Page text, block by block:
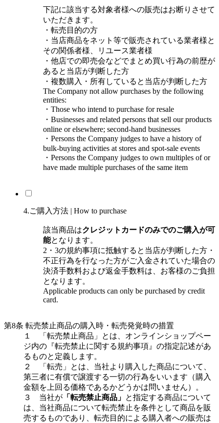
下記に該当する対象者様への販売はお断りさせて
いただきます。
・転売目的の方
・当店商品をネット等で販売されている業者様と
その関係者様、リユース業者様
・他店での即売会などでまとめ買い行為の前歴が
あると当店が判断した方
・複数購入・所有していると当店が判断した方
The Company not allow purchases by the following
entities:
・Those who intend to purchase for resale
・Businesses and related persons that sell our products
online or elsewhere; second-hand businesses
・Persons the Company judges to have a history of
bulk-buying activities at stores and spot-sale events
・Persons the Company judges to own multiples of or
have made multiple purchases of the same item
4.ご購入方法 | How to purchase
該当商品はクレジットカードのみでのご購入が可
能となります。
2・3の規約事項に抵触すると当店が判断した方・
不正行為を行なった方がご入金されていた場合の
決済手数料および返金手数料は、お客様のご負担
となります。
Applicable products can only be purchased by credit
card.
第8条 転売禁止商品の購入時・転売発覚時の措置
１ 「転売禁止商品」とは、オンラインショップペー
ジ内の『転売禁止に関する規約事項』の指定記述があ
るものと定義します。
２ 「転売」とは、当社より購入した商品について、
第三者に有償で譲渡する一切の行為をいいます（購入
金額を上回る価格であるかどうかは問いません）。
３ 当社が 「転売禁止商品」 と指定する商品について
は、当社商品について転売禁止を条件として商品を販
売するものであり、転売目的による購入者への販売は